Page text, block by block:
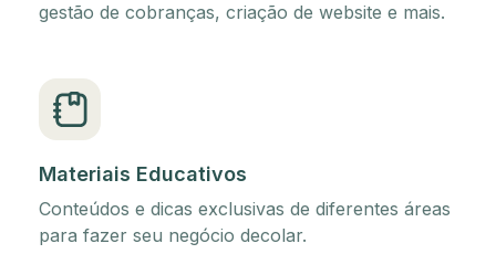
gestão de cobranças, criação de website e mais.
Materiais Educativos
Conteúdos e dicas exclusivas de diferentes áreas
para fazer seu negócio decolar.